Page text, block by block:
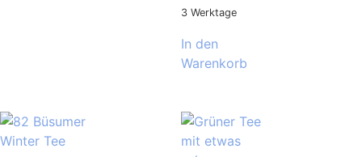
3 Werktage
In den
Warenkorb